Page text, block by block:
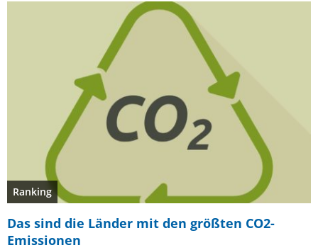
Ranking
Das sind die Länder mit den größten CO2-
Emissionen